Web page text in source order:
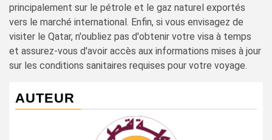
principalement sur le pétrole et le gaz naturel exportés
vers le marché international. Enfin, si vous envisagez de
visiter le Qatar, n'oubliez pas d'obtenir votre visa à temps
et assurez-vous d'avoir accès aux informations mises à jour
sur les conditions sanitaires requises pour votre voyage.
AUTEUR